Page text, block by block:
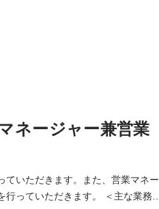
ネージャー兼営業
ていただきます。また、営業マネー
だきます。 ＜主な業務＞